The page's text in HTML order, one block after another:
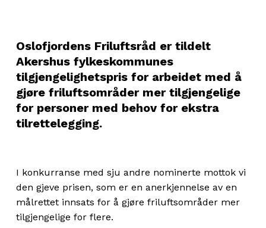
Oslofjordens Friluftsråd er tildelt
Akershus fylkeskommunes
tilgjengelighetspris for arbeidet med å
gjøre friluftsområder mer tilgjengelige
for personer med behov for ekstra
tilrettelegging.
I konkurranse med sju andre nominerte mottok vi
den gjeve prisen, som er en anerkjennelse av en
målrettet innsats for å gjøre friluftsområder mer
tilgjengelige for flere.